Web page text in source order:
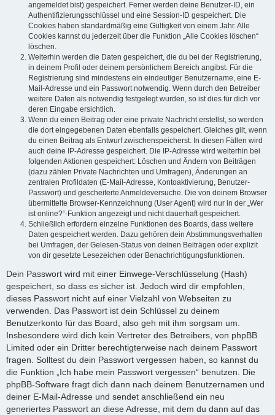
angemeldet bist) gespeichert. Ferner werden deine Benutzer-ID, ein
Authentifizierungsschlüssel und eine Session-ID gespeichert. Die
Cookies haben standardmäßig eine Gültigkeit von einem Jahr. Alle
Cookies kannst du jederzeit über die Funktion „Alle Cookies löschen“
löschen.
Weiterhin werden die Daten gespeichert, die du bei der Registrierung,
in deinem Profil oder deinem persönlichem Bereich angibst. Für die
Registrierung sind mindestens ein eindeutiger Benutzername, eine E-
Mail-Adresse und ein Passwort notwendig. Wenn durch den Betreiber
weitere Daten als notwendig festgelegt wurden, so ist dies für dich vor
deren Eingabe ersichtlich.
Wenn du einen Beitrag oder eine private Nachricht erstellst, so werden
die dort eingegebenen Daten ebenfalls gespeichert. Gleiches gilt, wenn
du einen Beitrag als Entwurf zwischenspeicherst. In diesen Fällen wird
auch deine IP-Adresse gespeichert. Die IP-Adresse wird weiterhin bei
folgenden Aktionen gespeichert: Löschen und Ändern von Beiträgen
(dazu zählen Private Nachrichten und Umfragen), Änderungen an
zentralen Profildaten (E-Mail-Adresse, Kontoaktivierung, Benutzer-
Passwort) und gescheiterte Anmeldeversuche. Die von deinem Browser
übermittelte Browser-Kennzeichnung (User Agent) wird nur in der „Wer
ist online?“-Funktion angezeigt und nicht dauerhaft gespeichert.
Schließlich erfordern einzelne Funktionen des Boards, dass weitere
Daten gespeichert werden. Dazu gehören dein Abstimmungsverhalten
bei Umfragen, der Gelesen-Status von deinen Beiträgen oder explizit
von dir gesetzte Lesezeichen oder Benachrichtigungsfunktionen.
Dein Passwort wird mit einer Einwege-Verschlüsselung (Hash)
gespeichert, so dass es sicher ist. Jedoch wird dir empfohlen,
dieses Passwort nicht auf einer Vielzahl von Webseiten zu
verwenden. Das Passwort ist dein Schlüssel zu deinem
Benutzerkonto für das Board, also geh mit ihm sorgsam um.
Insbesondere wird dich kein Vertreter des Betreibers, von phpBB
Limited oder ein Dritter berechtigterweise nach deinem Passwort
fragen. Solltest du dein Passwort vergessen haben, so kannst du
die Funktion „Ich habe mein Passwort vergessen“ benutzen. Die
phpBB-Software fragt dich dann nach deinem Benutzernamen und
deiner E-Mail-Adresse und sendet anschließend ein neu
generiertes Passwort an diese Adresse, mit dem du dann auf das